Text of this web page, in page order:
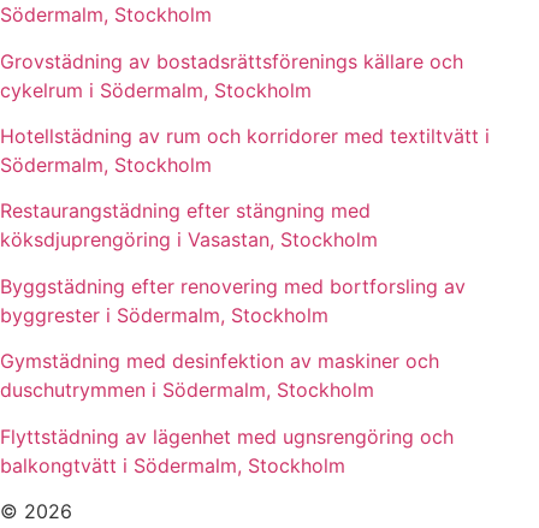
Södermalm, Stockholm
Grovstädning av bostadsrättsförenings källare och
cykelrum i Södermalm, Stockholm
Hotellstädning av rum och korridorer med textiltvätt i
Södermalm, Stockholm
Restaurangstädning efter stängning med
köksdjuprengöring i Vasastan, Stockholm
Byggstädning efter renovering med bortforsling av
byggrester i Södermalm, Stockholm
Gymstädning med desinfektion av maskiner och
duschutrymmen i Södermalm, Stockholm
Flyttstädning av lägenhet med ugnsrengöring och
balkongtvätt i Södermalm, Stockholm
© 2026